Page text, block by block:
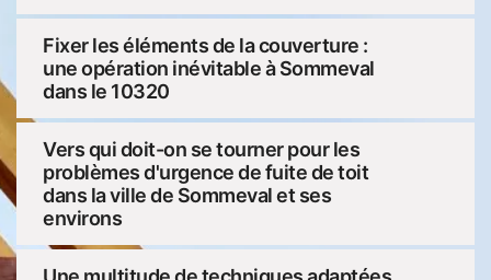
Fixer les éléments de la couverture :
une opération inévitable à Sommeval
dans le 10320
Vers qui doit-on se tourner pour les
problèmes d'urgence de fuite de toit
dans la ville de Sommeval et ses
environs